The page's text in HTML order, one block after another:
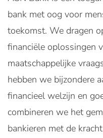
bank met oog voor
toekomst. We dragen
financiële oplossingen
maatschappelijke
hebben we bijzondere
financieel welzijn en
combineren we het
bankieren met de